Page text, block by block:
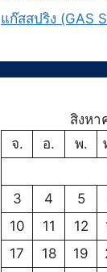
แก๊สสปริง (GAS
สิงหา
จ.
อ. พ.
3
4 5
10
11 12
17
18 19